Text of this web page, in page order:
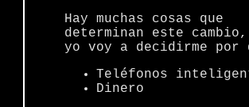
Hay muchas cosas que
determinan este
yo voy a decidirme por
Teléfonos
Dinero